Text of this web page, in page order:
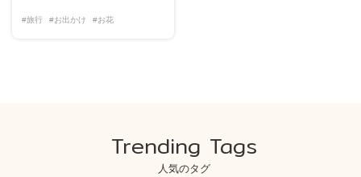
#旅行 #お出かけ #お花
Trending Tags
人気のタグ